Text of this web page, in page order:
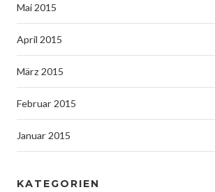
Mai 2015
April 2015
März 2015
Februar 2015
Januar 2015
KATEGORIEN